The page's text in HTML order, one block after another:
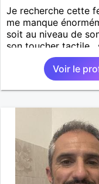
Je recherche cette
me manque
soit au niveau de
son toucher tactile ,
simplicité , sa
ces défauts et ses
une relation pérenne
Voir le